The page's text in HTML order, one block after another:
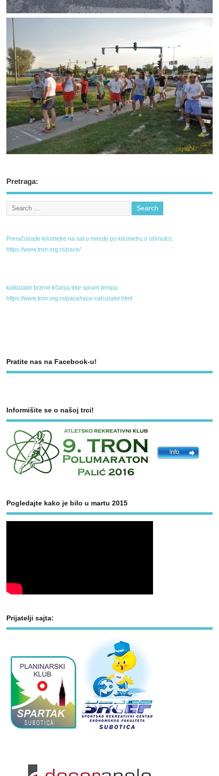
Pretraga:
Preračunajte kilometre na sat u minute po kilometru (i obrnuto):
https://www.tron.org.rs/pace/
kalkulator brzine trčanja trke spram tempa:
https://www.tron.org.rs/pace/race-calculator.html
Pratite nas na Facebook-u!
Informišite se o našoj trci!
Pogledajte kako je bilo u martu 2015
Prijatelji sajta: